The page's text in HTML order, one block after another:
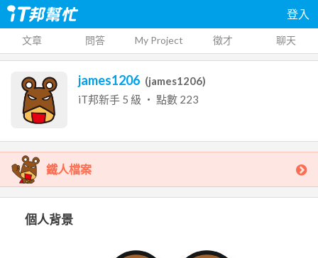
登入
文章 問答 My Project 徵才 聊天
james1206 (james1206)
iT邦新手 5 級 ‧ 點數 223
鐵人檔案
個人背景